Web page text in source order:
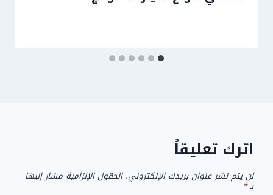
اترك تعليقاً
لن يتم نشر عنوان بريدك الإلكتروني. الحقول الإلزامية مشار إليها
بـ*